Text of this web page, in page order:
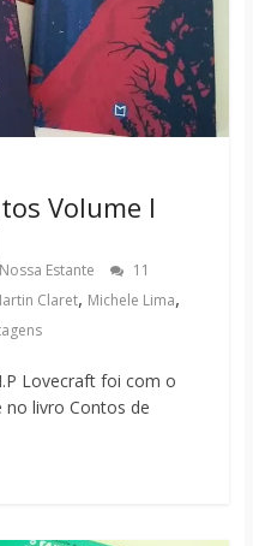
Volume I
Estante
11
Claret, Michele Lima,
Lovecraft foi com o
livro Contos de